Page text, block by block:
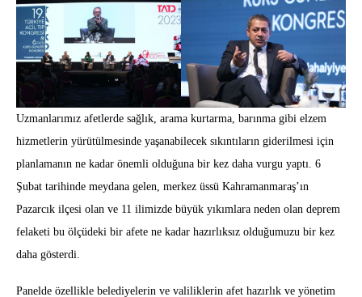
Uzmanlarımız afetlerde sağlık, arama kurtarma, barınma gibi elzem
hizmetlerin yürütülmesinde yaşanabilecek sıkıntıların giderilmesi için
planlamanın ne kadar önemli olduğuna bir kez daha vurgu yaptı. 6
Şubat tarihinde meydana gelen, merkez üssü Kahramanmaraş’ın
Pazarcık ilçesi olan ve 11 ilimizde büyük yıkımlara neden olan deprem
felaketi bu ölçüdeki bir afete ne kadar hazırlıksız olduğumuzu bir kez
daha gösterdi.
Panelde özellikle belediyelerin ve valiliklerin afet hazırlık ve yönetim